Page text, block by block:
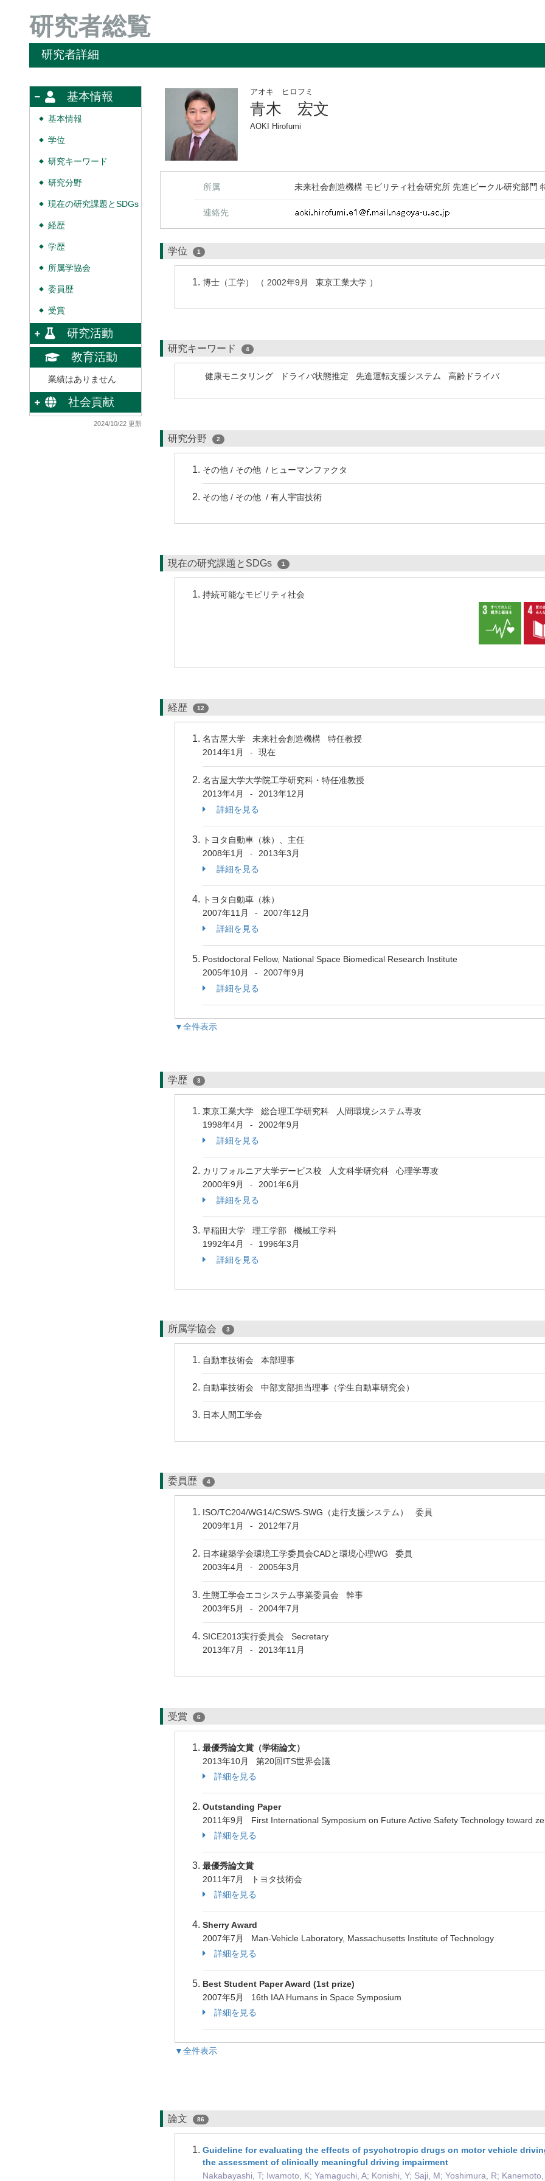
研究者総覧
研究者詳細
基本情報
◆ 基本情報
◆ 学位
◆ 研究キーワード
◆ 研究分野
◆ 現在の研究課題とSDGs
◆ 経歴
◆ 学歴
◆ 所属学協会
◆ 委員歴
◆ 受賞
研究活動
教育活動
業績はありません
社会貢献
2024/10/22 更新
アオキ ヒロフミ
青木 宏文
AOKI Hirofumi
所属 未来社会創造機構 モビリティ社会研究所 先進ビークル研究部門
連絡先
学位 1
博士（工学） （ 2002年9月 東京工業大学 ）
研究キーワード 4
健康モニタリング ドライバ状態推定 先進運転支援システム 高齢ドライバ
研究分野 2
その他 / その他 / ヒューマンファクタ
その他 / その他 / 有人宇宙技術
現在の研究課題とSDGs 1
持続可能なモビリティ社会
経歴 12
名古屋大学 未来社会創造機構 特任教授
2014年1月
- 現在
名古屋大学大学院工学研究科・特任准教授
2013年4月
-
2013年12月
詳細を見る
トヨタ自動車（株）、主任
2008年1月
-
2013年3月
詳細を見る
トヨタ自動車（株）
2007年11月
-
2007年12月
詳細を見る
Postdoctoral Fellow, National Space Biomedical Research Institute
2005年10月
-
2007年9月
詳細を見る
▼全件表示
学歴 3
東京工業大学 総合理工学研究科 人間環境システム専攻
1998年4月
-
2002年9月
詳細を見る
カリフォルニア大学デービス校 人文科学研究科 心理学専攻
2000年9月
-
2001年6月
詳細を見る
早稲田大学 理工学部 機械工学科
1992年4月
-
1996年3月
詳細を見る
所属学協会 3
自動車技術会 本部理事
自動車技術会 中部支部担当理事（学生自動車研究会）
日本人間工学会
委員歴 4
ISO/TC204/WG14/CSWS-SWG（走行支援システム） 委員
2009年1月
- 2012年7月
日本建築学会環境工学委員会CADと環境心理WG 委員
2003年4月
- 2005年3月
生態工学会エコシステム事業委員会 幹事
2003年5月
- 2004年7月
SICE2013実行委員会 Secretary
2013年7月
- 2013年11月
受賞 6
最優秀論文賞（学術論文）
2013年10月 第20回ITS世界会議
詳細を見る
Outstanding Paper
2011年9月 First International Symposium on Future Active Safety Technology toward
詳細を見る
最優秀論文賞
2011年7月 トヨタ技術会
詳細を見る
Sherry Award
2007年7月 Man-Vehicle Laboratory, Massachusetts Institute of Technology
詳細を見る
Best Student Paper Award (1st prize)
2007年5月 16th IAA Humans in Space Symposium
詳細を見る
▼全件表示
論文 86
Guideline for evaluating the effects of psychotropic drugs on motor vehicle
the assessment of clinically meaningful driving impairment
Nakabayashi, T; Iwamoto, K; Yamaguchi, A; Konishi, Y; Saji, M; Yoshimura, R;